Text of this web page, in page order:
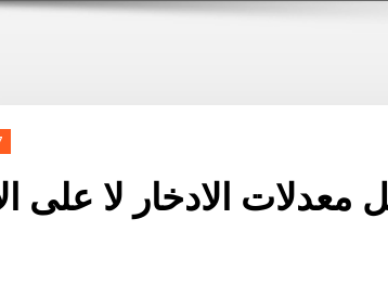
معدلات الادخار لا على